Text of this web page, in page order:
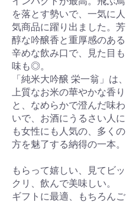
を落とす勢いで、一気に人
気商品に躍り出ました。芳
醇な吟醸香と重厚感のある
辛めな飲み口で、見た目も
味も◎。
「純米大吟醸 栄一翁」は、
上質なお米の華やかな香り
と、なめらかで澄んだ味わ
いで、お酒にうるさい人に
も女性にも人気の、多くの
方を魅了する納得の一本。
もらって嬉しい、見てビッ
クリ、飲んで美味しい。
ギフトに最適、もちろんご